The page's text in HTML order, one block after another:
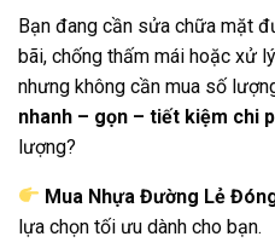
Bạn đang cần sửa chữa mặt
bãi, chống thấm mái hoặc xử
nhưng không cần mua số
nhanh – gọn – tiết kiệm chi
lượng?
Mua Nhựa Đường Lẻ
lựa chọn tối ưu dành cho bạn.